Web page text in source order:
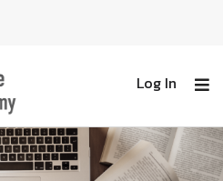
Log In